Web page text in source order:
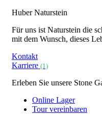
Huber Naturstein
Für uns ist Naturstein die
mit dem Wunsch, dieses
Kontakt
Karriere (1)
Erleben Sie unsere Stone
Online Lager
Tour vereinbaren